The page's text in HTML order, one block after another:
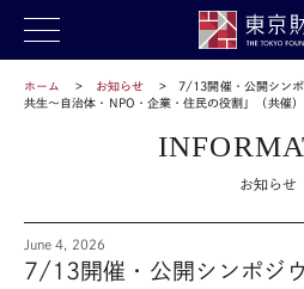
ホーム お知らせ
7/13開催・公開シン
共生～自治体・NPO・企業・住民の役割」（共催
お知らせ
June 4, 2026
7/13開催・公開シンポジ